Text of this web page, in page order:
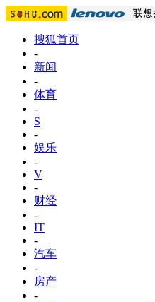
搜狐首页
-
新闻
-
体育
-
S
-
娱乐
-
V
-
财经
-
IT
-
汽车
-
房产
-